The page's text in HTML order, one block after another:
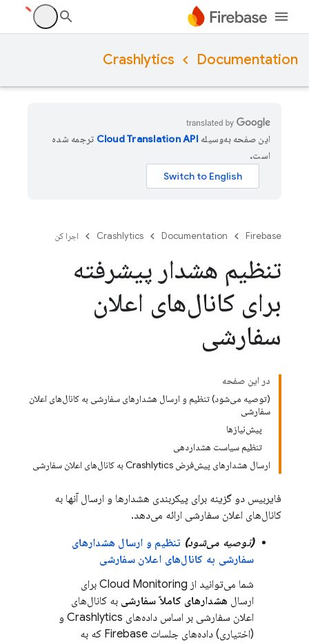
Documentation
Crashlytics
این صفحه به‌وسیله
ترجمه شده
است.
Firebase
Documentation
Crashlytics اجرا کن
تنظیم هشدار پیشرفته
برای کانال‌های اعلان
سفارشی
در این صفحه
(توصیه می‌شود) تنظیم و ارسال هشدارهای سفارشی به کانال‌های اعلان
سفارشی
پیش‌نیازها
تنظیم سیاست هشداردهی
ارسال هشدارهای پیش‌فرض Crashlytics به کانال‌های اعلان سفارشی
فایربیس دو گزینه برای پیکربندی هشدارها و ارسال آنها به
کانال‌های اعلان سفارشی ارائه می‌دهد.
(توصیه می‌شود) تنظیم و ارسال هشدارهای
سفارشی به کانال‌های اعلان سفارشی
شما می‌توانید از Cloud Monitoring برای
ارسال هشدارهای کاملاً سفارشی به کانال‌های
اعلان سفارشی بر اساس داده‌های Crashlytics و
(اختیاری) داده‌های جلسات Firebase که به